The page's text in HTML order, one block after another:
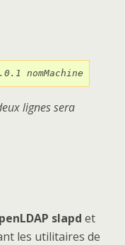
nomMachine
lignes sera
slapd et
les utilitaires de